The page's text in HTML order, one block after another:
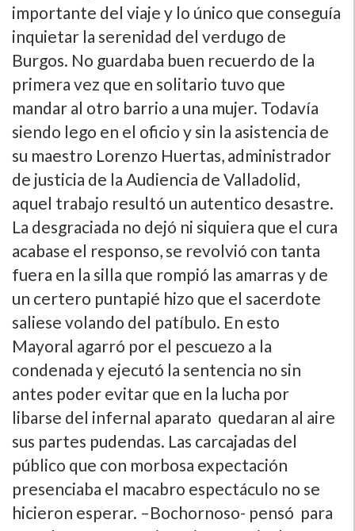
importante del viaje y lo único que conseguí­a
inquietar la serenidad del verdugo de
Burgos. No guardaba buen recuerdo de la
primera vez que en solitario tuvo que
mandar al otro barrio a una mujer. Todaví­a
siendo lego en el oficio y sin la asistencia de
su maestro Lorenzo Huertas, administrador
de justicia de la Audiencia de Valladolid,
aquel trabajo resultó un autentico desastre.
La desgraciada no dejó ni siquiera que el cura
acabase el responso, se revolvió con tanta
fuera en la silla que rompió las amarras y de
un certero puntapié hizo que el sacerdote
saliese volando del patí­bulo. En esto
Mayoral agarró por el pescuezo a la
condenada y ejecutó la sentencia no sin
antes poder evitar que en la lucha por
libarse del infernal aparato quedaran al aire
sus partes pudendas. Las carcajadas del
público que con morbosa expectación
presenciaba el macabro espectáculo no se
hicieron esperar. –Bochornoso- pensó para